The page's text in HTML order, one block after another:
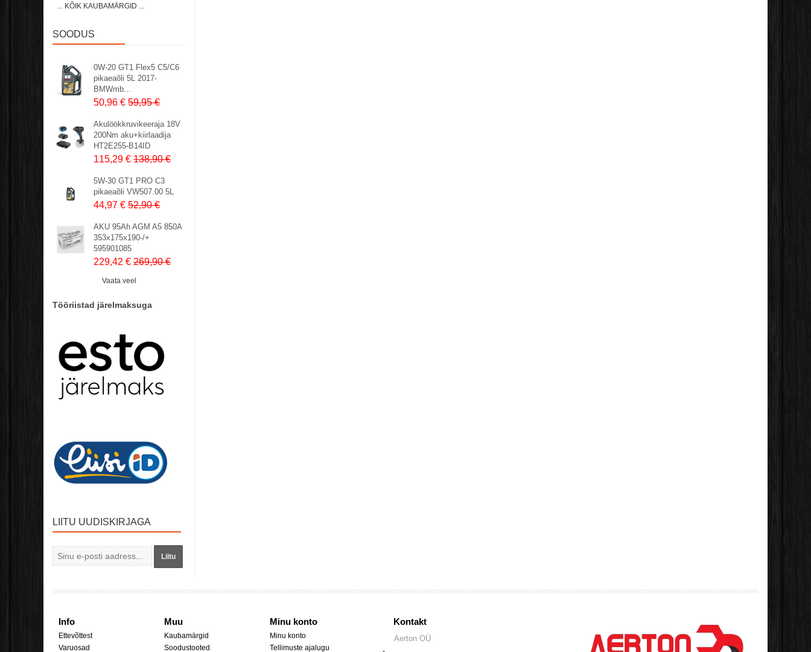
... KÕIK KAUBAMÄRGID ...
SOODUS
0W-20 GT1 Flex5 C5/C6
pikaeaõli 5L 2017-
BMWmb...
50,96 € 59,95 €
Akulöökkruvikeeraja 18V
200Nm aku+kiirlaadija
HT2E255-B14ID
115,29 € 138,90 €
5W-30 GT1 PRO C3
pikaeaõli VW507.00 5L
44,97 € 52,90 €
AKU 95Ah AGM A5 850A
353x175x190-/+
595901085
229,42 € 269,90 €
Vaata veel
Tööriistad järelmaksuga
LIITU UUDISKIRJAGA
Liitu
Info
Ettevõttest
Varuosad
Muu
Kaubamärgid
Soodustooted
Minu konto
Minu konto
Tellimuste ajalugu
Kontakt
Aerton OÜ